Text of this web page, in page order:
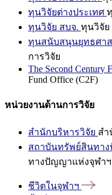
ทุนวิจัยต่างประเทศ
ทุนวิจัย สบจ. ทุนวิจัย
ทุนสนับสนุนยุทธศาส
การวิจัย
The Second Century
Fund Office (C2F)
หน่วยงานด้านการวิจัย
สำนักบริหารวิจัย สำ
สถาบันทรัพย์สินทา
ทางปัญญาแห่งจุฬาฯ
ชีวิตในจุฬาฯ